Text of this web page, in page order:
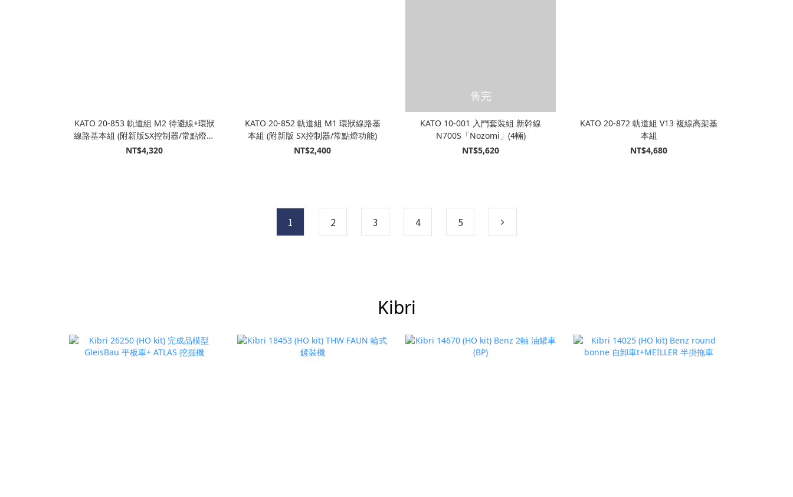
KATO 20-853 軌道組 M2 待避線+環狀
線路基本組 (附新版SX控制器/常點燈功
能)
NT$4,320
KATO 20-852 軌道組 M1 環狀線路基
本組 (附新版 SX控制器/常點燈功能)
NT$2,400
售完
KATO 10-001 入門套裝組 新幹線
N700S「Nozomi」(4輛)
NT$5,620
KATO 20-872 軌道組 V13 複線高架基
本組
NT$4,680
1 2 3 4 5
Kibri